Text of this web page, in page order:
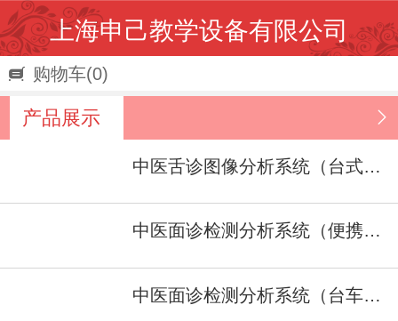
上海申己教学设备有限公司
购物车(0)
产品展示
中医舌诊图像分析系统（台式车） 型号：SJ/ZJ-１A
中医面诊检测分析系统（便携式）型号：SJ/ZJ-II
中医面诊检测分析系统（台车式） 型号：SJ/ZJ-II